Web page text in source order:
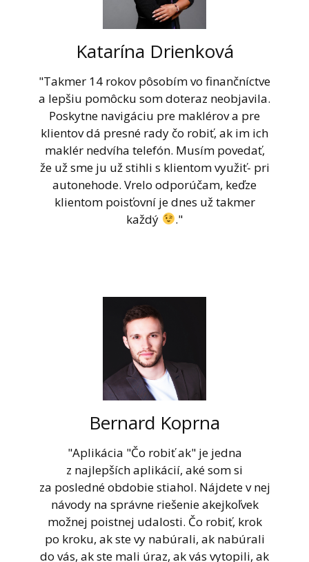
Katarína Drienková
"Takmer 14 rokov pôsobím vo finančníctve
a lepšiu pomôcku som doteraz neobjavila.
Poskytne navigáciu pre maklérov a pre
klientov dá presné rady čo robiť, ak im ich
maklér nedvíha telefón. Musím povedať,
že už sme ju už stihli s klientom využiť- pri
autonehode. Vrelo odporúčam, keďze
klientom poisťovní je dnes už takmer
každý
."
Bernard Koprna
"Aplikácia "Čo robiť ak" je jedna
z najlepších aplikácií, aké som si
za posledné obdobie stiahol. Nájdete v nej
návody na správne riešenie akejkoľvek
možnej poistnej udalosti. Čo robiť, krok
po kroku, ak ste vy nabúrali, ak nabúrali
do vás, ak ste mali úraz, ak vás vytopili, ak